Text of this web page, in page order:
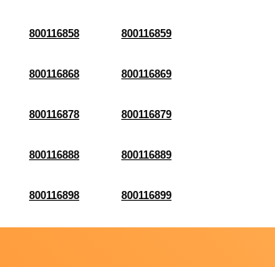
800116858 800116859
800116868 800116869
800116878 800116879
800116888 800116889
800116898 800116899